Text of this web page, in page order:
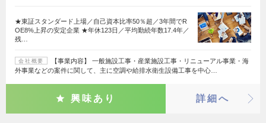
★東証スタンダード上場／自己資本比率50％超／3年間でR
OE8%上昇の安定企業 ★年休123日／平均勤続年数17.4年／
残…
会社概要
【事業内容】 一般施設工事・産業施設工事・リニューアル事業・海
外事業などの案件に関して、主に空調や給排水衛生設備工事を中心…
興味あり 詳細へ